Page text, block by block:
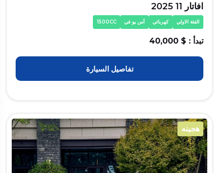
افاتار 11 2025
الفئة الاولي كهربائي أس يو في 1500CC
تبدأ : $ 40,000
تفاصيل السيارة
هجينه